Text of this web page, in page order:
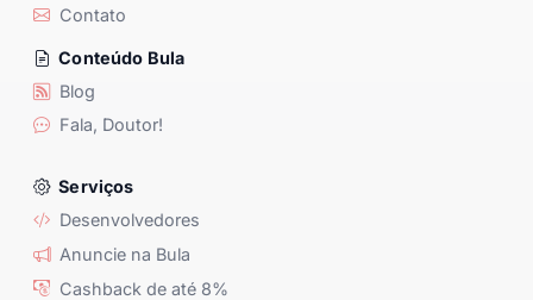
Contato
Conteúdo Bula
Blog
Fala, Doutor!
Serviços
Desenvolvedores
Anuncie na Bula
Cashback de até 8%